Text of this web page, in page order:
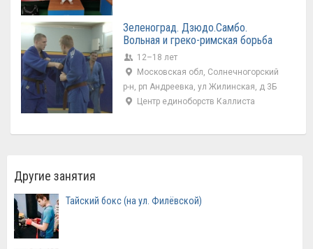
Зеленоград. Дзюдо.Самбо.
Вольная и греко-римская борьба
12–18 лет
Московская обл, Солнечногорский
р-н, рп Андреевка, ул Жилинская, д 3Б
Центр единоборств Каллиста
Другие занятия
Тайский бокс (на ул. Филёвской)